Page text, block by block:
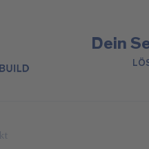
Dein